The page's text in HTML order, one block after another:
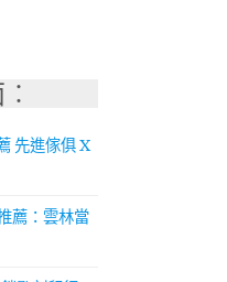
先進傢俱 X
薦：雲林當